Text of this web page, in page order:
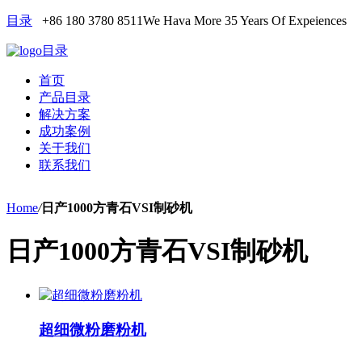
目录 +86 180 3780 8511We Hava More 35 Years Of Expeiences
目录
首页
产品目录
解决方案
成功案例
关于我们
联系我们
Home/日产1000方青石VSI制砂机
日产1000方青石VSI制砂机
超细微粉磨粉机